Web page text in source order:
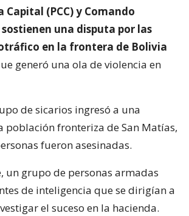
Capital (PCC) y Comando
sostienen una disputa por las
en la frontera de Bolivia
generó una ola de violencia en
de sicarios ingresó a una
población fronteriza de San Matías,
fueron asesinadas.
un grupo de personas armadas
de inteligencia que se dirigían a
el suceso en la hacienda.